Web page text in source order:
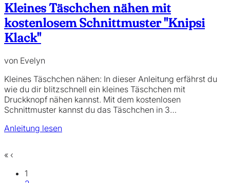
Kleines Täschchen nähen mit
kostenlosem Schnittmuster "Knipsi
Klack"
von Evelyn
Kleines Täschchen nähen: In dieser Anleitung erfährst du
wie du dir blitzschnell ein kleines Täschchen mit
Druckknopf nähen kannst. Mit dem kostenlosen
Schnittmuster kannst du das Täschchen in 3…
Anleitung lesen
« ‹
1